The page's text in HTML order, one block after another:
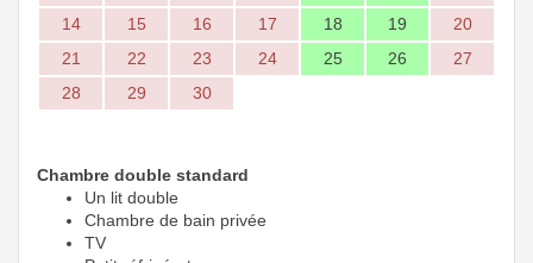
14
15 16 17 18 19
20
21
22 23 24 25 26
27
28
29 30
Chambre double standard
Un lit double
Chambre de bain privée
TV